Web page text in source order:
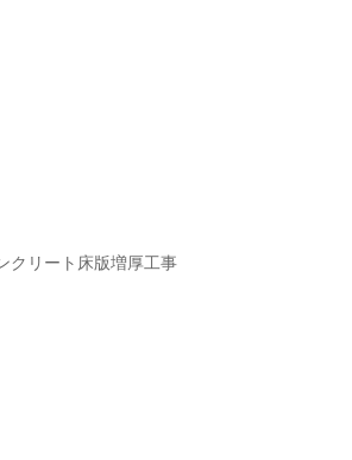
クリート床版増厚工事